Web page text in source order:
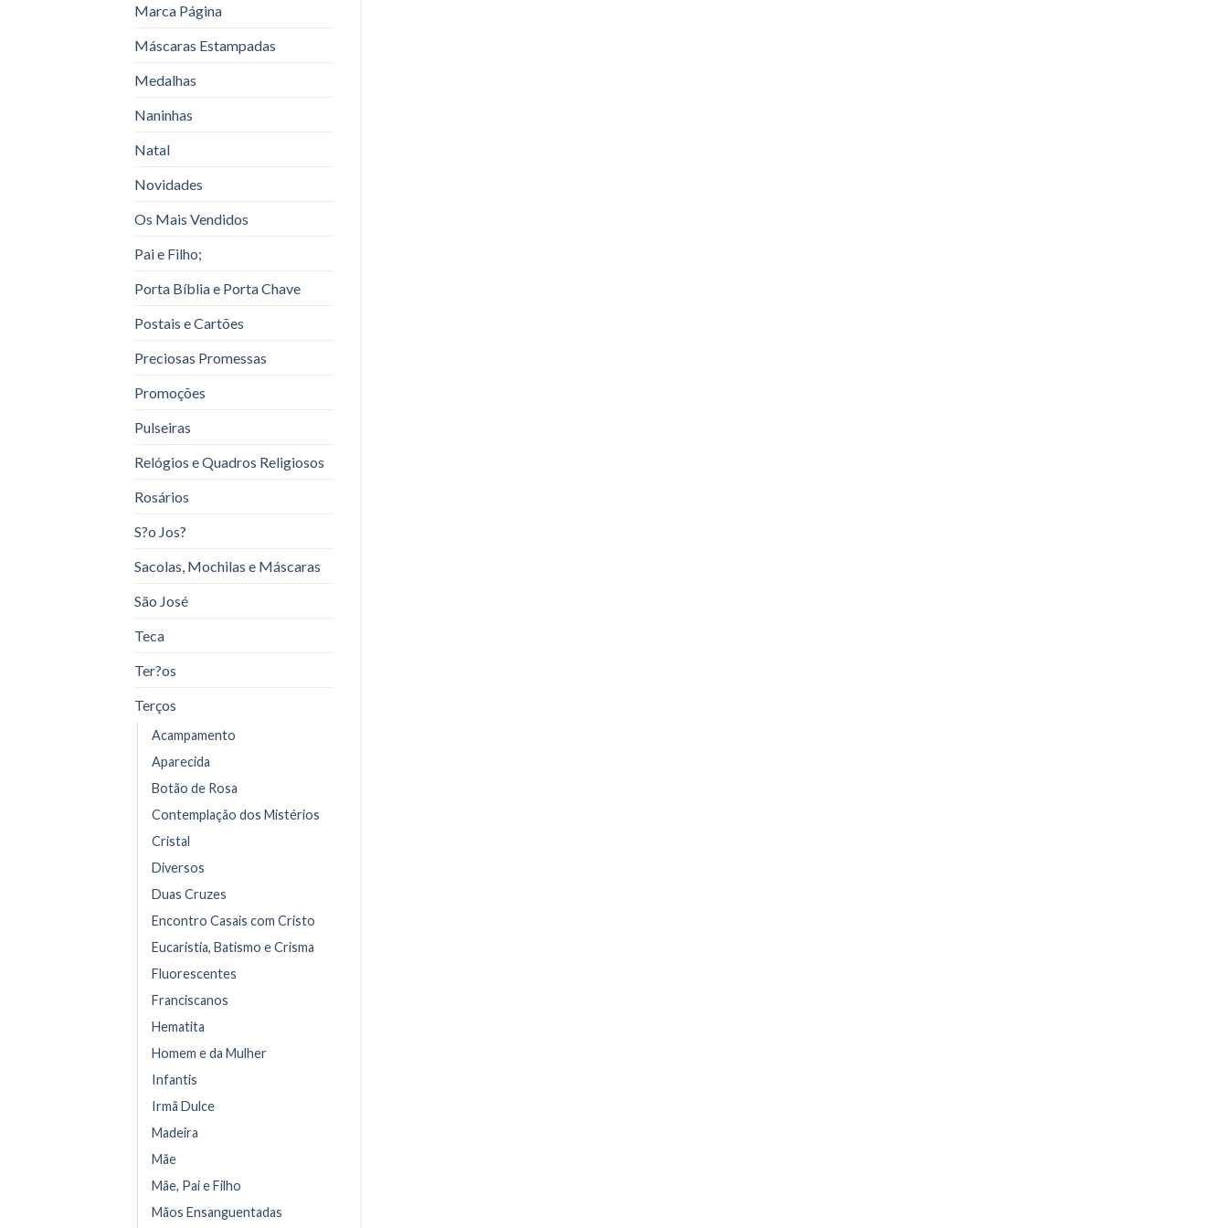
Marca Página
Máscaras Estampadas
Medalhas
Naninhas
Natal
Novidades
Os Mais Vendidos
Pai e Filho;
Porta Bíblia e Porta Chave
Postais e Cartões
Preciosas Promessas
Promoções
Pulseiras
Relógios e Quadros Religiosos
Rosários
S?o Jos?
Sacolas, Mochilas e Máscaras
São José
Teca
Ter?os
Terços
Acampamento
Aparecida
Botão de Rosa
Contemplação dos Mistérios
Cristal
Diversos
Duas Cruzes
Encontro Casais com Cristo
Eucaristia, Batismo e Crisma
Fluorescentes
Franciscanos
Hematita
Homem e da Mulher
Infantis
Irmã Dulce
Madeira
Mãe
Mãe, Pai e Filho
Mãos Ensanguentadas